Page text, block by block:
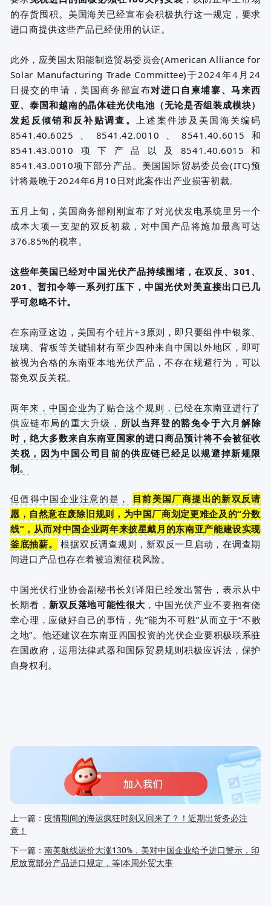
的存货囤积。美国海关已经宣布会积极执行这一规定，要求
进口商提供这些产品已经使用的认证。
此外，应美国太阳能制造贸易委员会(American Alliance for
Solar Manufacturing Trade Committee)于2024年4月24
日提交的申请，美国商务部宣布对进口自柬埔寨、马来西
亚、泰国和越南的晶体硅光伏电池（无论是否组装成模块）
发起反倾销和反补贴调查。 上述案件涉及美国海关编码
8541.40.6025、8541.42.0010、8541.40.6015和
8541.43.0010项下产品以及8541.40.6015和
8541.43.0010项下部分产品。美国国际贸易委员会(ITC)预
计将最晚于2024年6月10日对此案作出产业损害初裁。
五月上旬，美国商务部刚刚宣布了对光伏发电系统里另一个
成本大项—支架的双反初裁，对中国产品将施加最高可达
376.85%的税率。
这些年美国已经对中国光伏产品持续围堵，在双反、301、
201、暂扣令等一系列打压下，中国光伏对美直接出口已几
乎可忽略不计。
在东南亚这边，美国有个硅片+3原则，即只要组件中银浆、
玻璃、背板等关键辅材有至少四种来自中国以外地区，即可
被视为合格的东南亚本地光伏产品，不存在规避行为，可以
豁免双反关税。
两年来，中国企业为了贴合这个规则，已经在东南亚进行了
供应链布局的重大升级， 所以当拜登的豁免令于六月解除
时，绝大多数来自东南亚国家的进口商品预计将不会被征收
关税，因为中国公司目前的供应链已经足以规避掉新规限
制。
但值得中国企业注意的是，
目前美国厂商提出的新双反请
愿，自然意在废除旧规则，为中国厂商划定更难企及的“分数
线”，从而对中国企业两年来披星戴月的东南亚产能建设实现
釜底抽薪。
根据双反调查规则，新双反一旦启动，在调查期
间进口产品也存在着被追溯征税风险。
中国光伏行业协会副秘书长刘译阳已经发出警告，表示从中
长期看， 新双反落地可能性很大 ，中国光伏产业不要抱有侥
幸心理，应做好自己的事情，先“能为不可胜”从而立于“不败
之地”。他还建议在东南亚四国投资的光伏企业要积极联系驻
在国政府，运用法律武器和国际贸易规则积极应诉法，保护
自身权利。
上一篇： 疫情期间的海运疯狂时刻又回来了？！近期出货务必注
意！
下一篇： 南美航线运价大涨130%，美对中国企业给予进口警示，印
尼放宽部分产品进口规定，等|本周外贸大事